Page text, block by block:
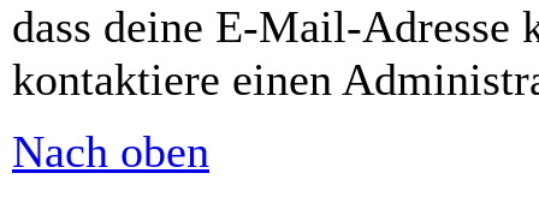
dass deine E-Mail-Adresse
kontaktiere einen
Nach oben